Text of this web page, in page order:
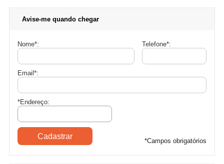
Avise-me quando chegar
Nome*: Telefone*:
Email *:
*Endereço:
*Campos obrigatórios